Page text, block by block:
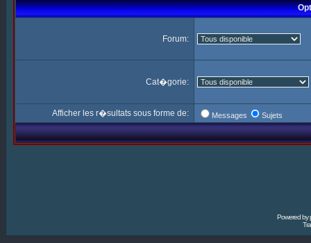
Forum:
Cat�gorie:
Afficher les r�sultats sous forme de: Messages Sujets
Powered by